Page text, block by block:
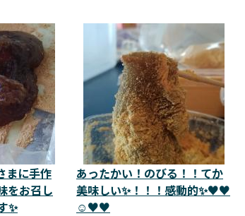
まに手作
をお召し
✨
あったかい！のびる！！てか
美味しい✨！！！感動的✨♥️♥️
☺️♥️♥️